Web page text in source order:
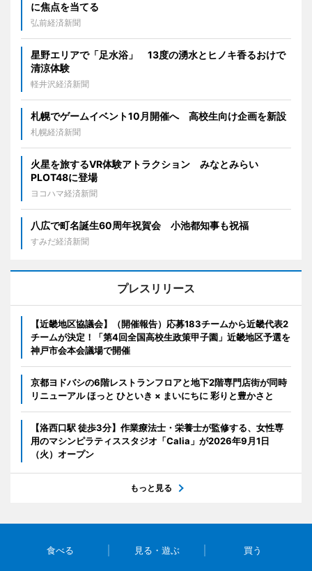
に焦点を当てる
弘前経済新聞
星野エリアで「足水浴」 13度の湧水とヒノキ香るおけで
清涼体験
軽井沢経済新聞
札幌でゲームイベント10月開催へ 高校生向け企画を新設
札幌経済新聞
火星を旅するVR体験アトラクション みなとみらい
PLOT48に登場
ヨコハマ経済新聞
八広で町名誕生60周年祝賀会 小池都知事も祝福
すみだ経済新聞
プレスリリース
【近畿地区協議会】（開催報告）応募183チームから近畿代表2
チームが決定！「第4回全国高校生政策甲子園」近畿地区予選を
神戸市会本会議場で開催
京都ヨドバシの6階レストランフロアと地下2階専門店街が同時
リニューアル ほっと ひといき × まいにちに 彩りと豊かさと
【洛西口駅 徒歩3分】作業療法士・栄養士が監修する、女性専
用のマシンピラティススタジオ「Calia」が2026年9月1日
（火）オープン
もっと見る
食べる 見る・遊ぶ 買う